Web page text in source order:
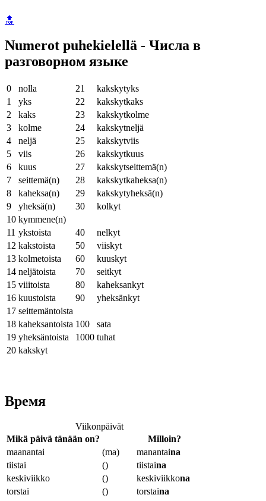
🔝
Numerot puhekielellä - Числа в
разговорном языке
0 nolla 21
kakskytyks
1
yks 22
kakskytkaks
2
kaks 23
kakskytkolme
3
kolme 24
kakskytneljä
4
neljä 25
kakskytviis
5
viis 26
kakskytkuus
6
kuus 27
kakskytseittemä(n)
7
seittemä(n) 28
kakskytkaheksa(n)
8
kaheksa(n) 29
kakskytyheksä(n)
9
yheksä(n) 30
kolkyt
10 kymmene(n)
11 ykstoista 40
nelkyt
12 kakstoista 50
viiskyt
13 kolmetoista 60
kuuskyt
14 neljätoista 70
seitkyt
15 viiitoista 80
kaheksankyt
16 kuustoista 90
yheksänkyt
17 seittemäntoista
18 kaheksantoista 100
sata
19 yheksäntoista 1000 tuhat
20 kakskyt
Время
Viikonpäivät
Mikä päivä tänään on?
Milloin?
maanantai
(ma) manantaina
tiistai
() tiistaina
keskiviikko
() keskiviikkona
torstai
() torstaina